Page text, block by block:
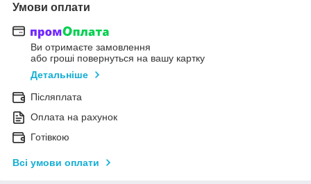
Умови оплати
Ви отримаєте замовлення
або гроші повернуться на вашу картку
Детальніше
Післяплата
Оплата на рахунок
Готівкою
Всі умови оплати